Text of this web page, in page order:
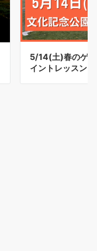
5/14(土)春のゲ
イントレッスン